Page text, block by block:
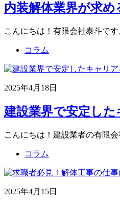
内装解体業界が求め
こんにちは！有限会社泰斗で
コラム
2025年4月18日
建設業界で安定し
こんにちは！建設業者の有限
コラム
2025年4月15日